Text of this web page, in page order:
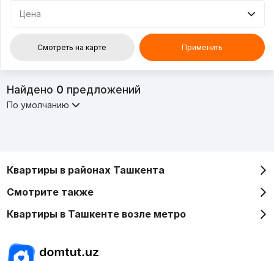
Цена
Смотреть на карте Применить
Найдено 0 предложений
По умолчанию
Квартиры в районах Ташкента
Смотрите также
Квартиры в Ташкенте возле метро